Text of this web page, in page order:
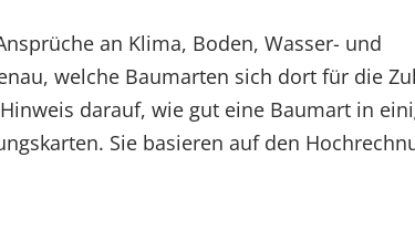
an Klima, Boden, Wasser- und
welche Baumarten sich dort für die
darauf, wie gut eine Baumart in
Sie basieren auf den